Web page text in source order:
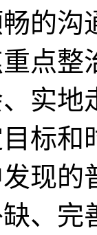
的沟
点整
实
标和
现的
、完